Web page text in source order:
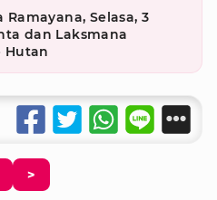
Selasa, 3
dan Laksmana
Hutan
>